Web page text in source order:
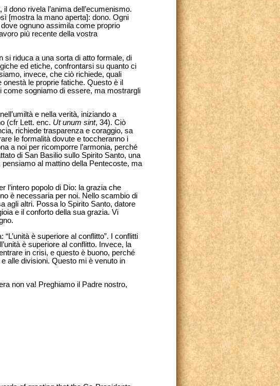
dono rivela l’anima dell’ecumenismo.
[mostra la mano aperta]: dono. Ogni
ognuno assimila come proprio
più recente della vostra
si riduca a una sorta di atto formale, di
ed etiche, confrontarsi su quanto ci
invece, che ciò richiede, quali
le proprie fatiche. Questo è il
come sogniamo di essere, ma mostrargli
e nella verità, iniziando a
(cfr Lett. enc. Ut unum sint, 34). Ciò
richiede trasparenza e coraggio, sa
le formalità dovute e toccheranno i
a noi per ricomporre l’armonia, perché
di San Basilio sullo Spirito Santo, una
pensiamo al mattino della Pentecoste, ma
l’intero popolo di Dio: la grazia che
è necessaria per noi. Nello scambio di
agli altri. Possa lo Spirito Santo, datore
e il conforto della sua grazia. Vi
è superiore al conflitto”. I conflitti
è superiore al conflitto. Invece, la
in crisi, e questo è buono, perché
alle divisioni. Questo mi è venuto in
non va! Preghiamo il Padre nostro,